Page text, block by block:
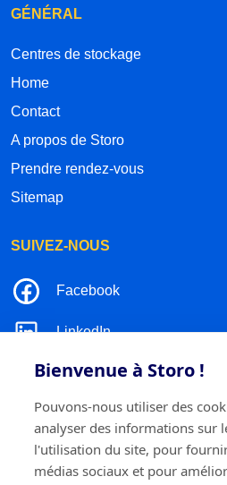
Bienvenue à Storo !
Pouvons-nous utiliser des
analyser des informations sur
l'utilisation du site, pour
médias sociaux et pour
GÉNÉRAL
Centres de stockage
Home
Contact
A propos de Storo
Prendre rendez-vous
Sitemap
SUIVEZ-NOUS
Facebook
LinkedIn
Instagram
TikTok